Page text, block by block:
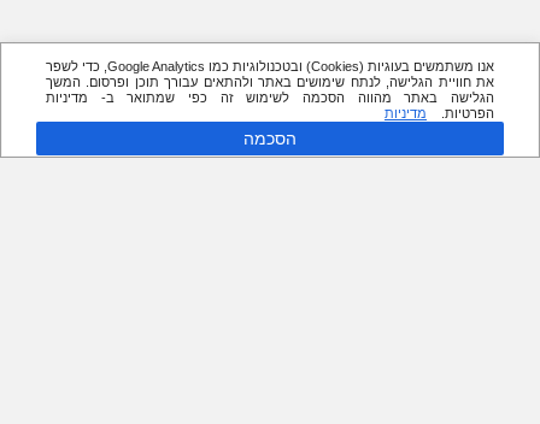
אנו משתמשים בעוגיות (Cookies) ובטכנולוגיות כמו Google Analytics, כדי לשפר
את חוויית הגלישה, לנתח שימושים באתר ולהתאים עבורך תוכן ופרסום. המשך
הגלישה באתר מהווה הסכמה לשימוש זה כפי שמתואר ב- מדיניות
הפרטיות.
מדיניות
הסכמה